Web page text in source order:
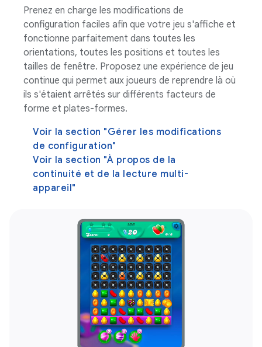
Prenez en charge les modifications de
configuration faciles afin que votre jeu s'affiche et
fonctionne parfaitement dans toutes les
orientations, toutes les positions et toutes les
tailles de fenêtre. Proposez une expérience de jeu
continue qui permet aux joueurs de reprendre là où
ils s'étaient arrêtés sur différents facteurs de
forme et plates-formes.
Voir la section "Gérer les modifications
de configuration"
Voir la section "À propos de la
continuité et de la lecture multi-
appareil"